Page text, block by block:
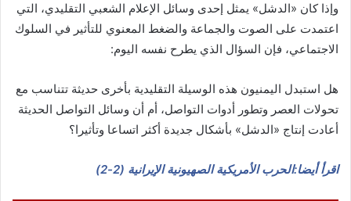
وإذا كان «الدشل» يمثل إحدى وسائل الإعلام الشعبي التقليدي، التي
اعتمدت على الصوت والجماعة والضغط المعنوي للتأثير في السلوك
الاجتماعي، فإن السؤال الذي يطرح نفسه اليوم:
هل استبدل اليمنيون هذه الوسيلة التقليدية بأخرى حديثة تتناسب مع
تحولات العصر وتطور أدوات التواصل، أم أن وسائل التواصل الحديثة
أعادت إنتاج «الدشل» بأشكال جديدة أكثر اتساعا وتأثيرا؟
اقرأ أيضا:الحرب الأمريكية الصهيونية الإيرانية (2-2)